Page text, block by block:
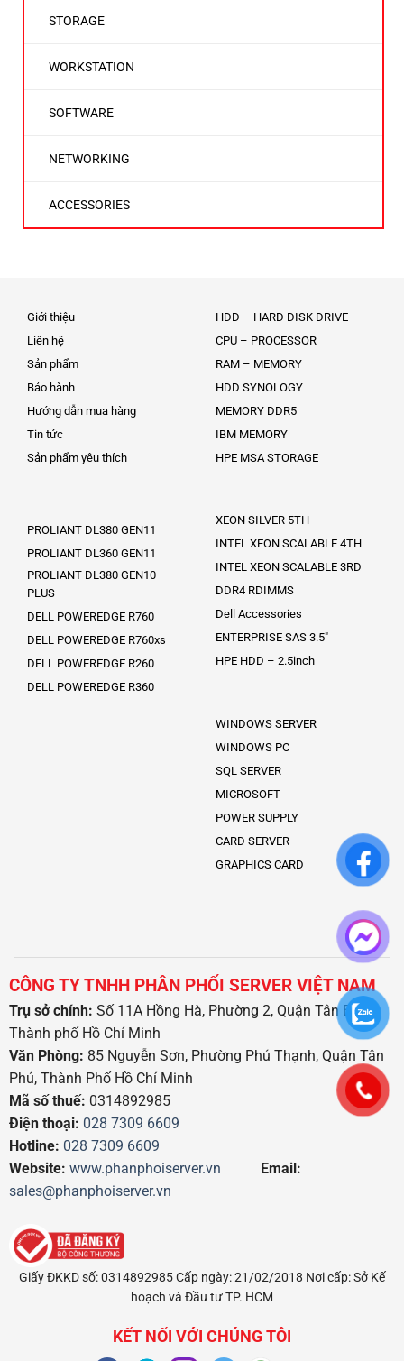
STORAGE
WORKSTATION
SOFTWARE
NETWORKING
ACCESSORIES
Giới thiệu
Liên hệ
Sản phẩm
Bảo hành
Hướng dẫn mua hàng
Tin tức
Sản phẩm yêu thích
PROLIANT DL380 GEN11
PROLIANT DL360 GEN11
PROLIANT DL380 GEN10
PLUS
DELL POWEREDGE R760
DELL POWEREDGE R760xs
DELL POWEREDGE R260
DELL POWEREDGE R360
HDD – HARD DISK DRIVE
CPU – PROCESSOR
RAM – MEMORY
HDD SYNOLOGY
MEMORY DDR5
IBM MEMORY
HPE MSA STORAGE
XEON SILVER 5TH
INTEL XEON SCALABLE 4TH
INTEL XEON SCALABLE 3RD
DDR4 RDIMMS
Dell Accessories
ENTERPRISE SAS 3.5″
HPE HDD – 2.5inch
WINDOWS SERVER
WINDOWS PC
SQL SERVER
MICROSOFT
POWER SUPPLY
CARD SERVER
GRAPHICS CARD
CÔNG TY TNHH PHÂN PHỐI SERVER VIỆT NAM
Trụ sở chính: Số 11A Hồng Hà, Phường 2, Quận Tân Bình,
Thành phố Hồ Chí Minh
Văn Phòng: 85 Nguyễn Sơn, Phường Phú Thạnh, Quận Tân
Phú, Thành Phố Hồ Chí Minh
Mã số thuế: 0314892985
Điện thoại: 028 7309 6609
Hotline: 028 7309 6609
Website: www.phanphoiserver.vn
Email:
sales@phanphoiserver.vn
Giấy ĐKKD số: 0314892985 Cấp ngày: 21/02/2018 Nơi cấp: Sở Kế
hoạch và Đầu tư TP. HCM
KẾT NỐI VỚI CHÚNG TÔI